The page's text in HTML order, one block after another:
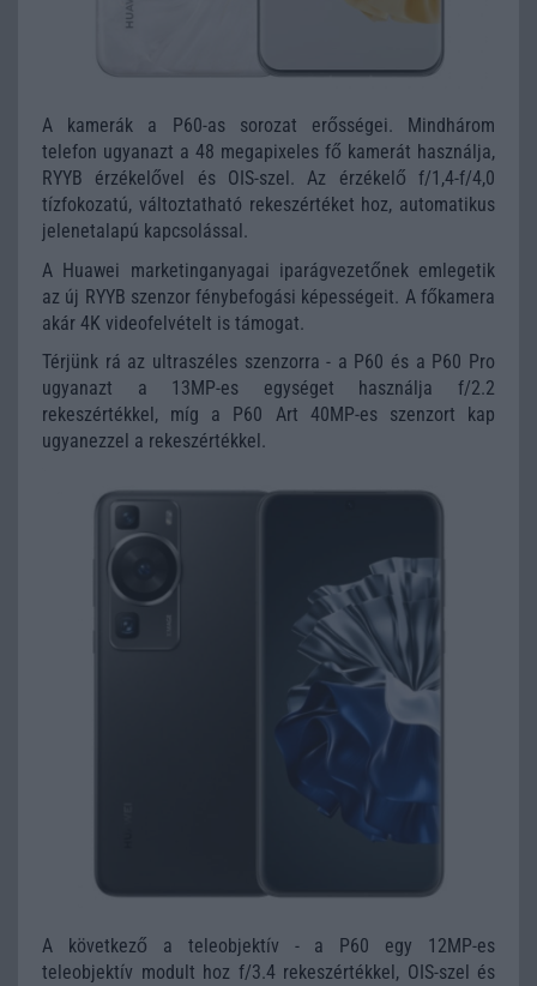
A kamerák a P60-as sorozat erősségei. Mindhárom
telefon ugyanazt a 48 megapixeles fő kamerát használja,
RYYB érzékelővel és OIS-szel. Az érzékelő f/1,4-f/4,0
tízfokozatú, változtatható rekeszértéket hoz, automatikus
jelenetalapú kapcsolással.
A Huawei marketinganyagai iparágvezetőnek emlegetik
az új RYYB szenzor fénybefogási képességeit. A főkamera
akár 4K videofelvételt is támogat.
Térjünk rá az ultraszéles szenzorra - a P60 és a P60 Pro
ugyanazt a 13MP-es egységet használja f/2.2
rekeszértékkel, míg a P60 Art 40MP-es szenzort kap
ugyanezzel a rekeszértékkel.
A következő a teleobjektív - a P60 egy 12MP-es
teleobjektív modult hoz f/3.4 rekeszértékkel, OIS-szel és